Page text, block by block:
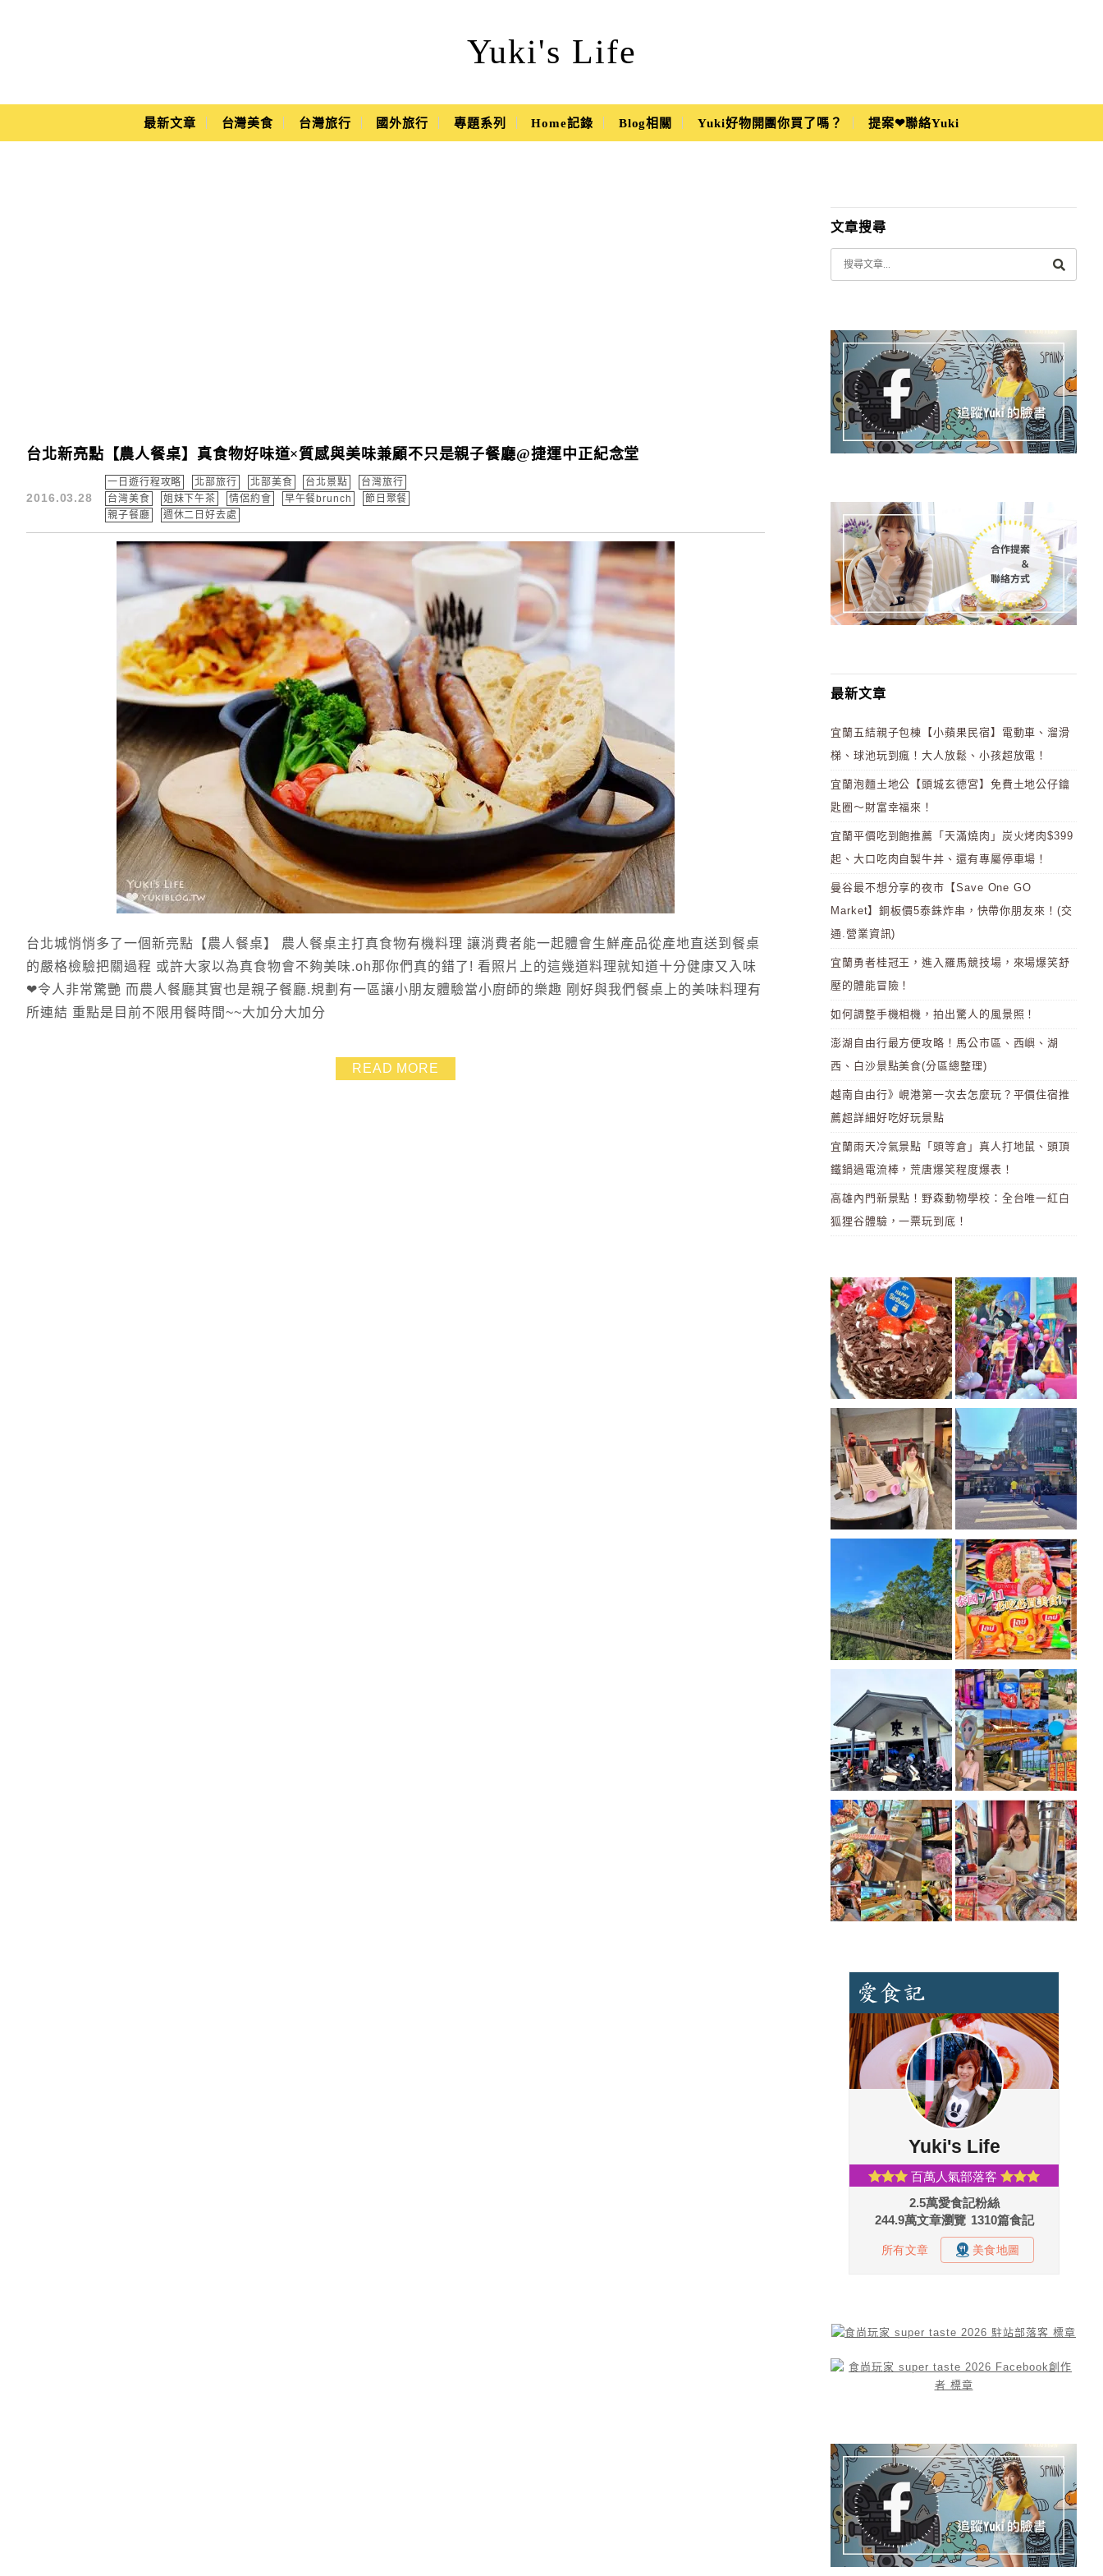
Yuki's Life
Yuki's Life
Main Menu
最新文章 台灣美食 台灣旅行 國外旅行 專題系列 Home記錄 Blog相關 Yuki好物開團你買了嗎？ 提案❤聯絡Yuki
台北新亮點【農人餐桌】真食物好味道×質感與美味兼顧不只是親子餐廳@捷運中正紀念堂
2016.03.28
一日遊行程攻略 北部旅行 北部美食 台北景點
台灣旅行
台灣美食
姐妹下午茶 情侶約會 早午餐brunch
節日聚餐
親子餐廳
週休二日好去處
台北城悄悄多了一個新亮點【農人餐桌】 農人餐桌主打真食物有機料理 讓消費者能一起體會生鮮產品從產地直送到餐桌
的嚴格檢驗把關過程 或許大家以為真食物會不夠美味.oh那你們真的錯了! 看照片上的這幾道料理就知道十分健康又入味
❤令人非常驚艷 而農人餐廳其實也是親子餐廳.規劃有一區讓小朋友體驗當小廚師的樂趣 剛好與我們餐桌上的美味料理有
所連結 重點是目前不限用餐時間~~大加分大加分
READ MORE
文章搜尋
最新文章
宜蘭五結親子包棟【小蘋果民宿】電動車、溜滑
梯、球池玩到瘋！大人放鬆、小孩超放電！
宜蘭泡麵土地公【頭城玄德宮】免費土地公仔鑰
匙圈～財富幸福來！
宜蘭平價吃到飽推薦「天滿燒肉」炭火烤肉$399
起、大口吃肉自製牛丼、還有專屬停車場！
曼谷最不想分享的夜市【Save One GO
Market】銅板價5泰銖炸串，快帶你朋友來！(交
通.營業資訊)
宜蘭勇者桂冠王，進入羅馬競技場，來場爆笑舒
壓的體能冒險！
如何調整手機相機，拍出驚人的風景照！
澎湖自由行最方便攻略！馬公市區、西嶼、湖
西、白沙景點美食(分區總整理)
越南自由行》峴港第一次去怎麼玩？平價住宿推
薦超詳細好吃好玩景點
宜蘭雨天冷氣景點「頭等倉」真人打地鼠、頭頂
鐵鍋過電流棒，荒唐爆笑程度爆表！
高雄內門新景點！野森動物學校：全台唯一紅白
狐狸谷體驗，一票玩到底！